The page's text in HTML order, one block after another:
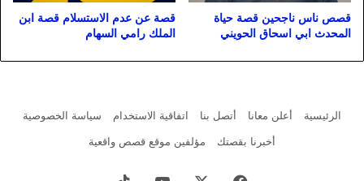
قصص ناس ناجحين قصة حياة
المحدث ابي اسحاق الحويني
قصة عن عدم الاستسلام قصة ابن
الملك رامي السهام
الرئيسية أعلن معانا أتصل بنا اتفاقية الاستخدام
سياسة الخصوصية
أخبرنا بقصتك
مؤلفين موقع قصص واقعية